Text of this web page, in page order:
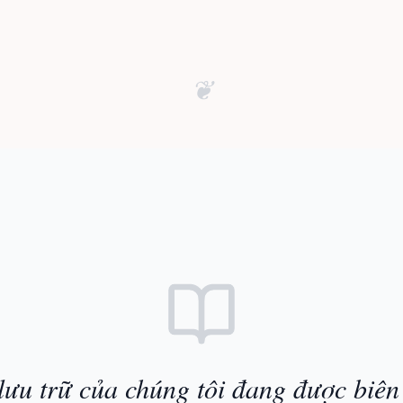
❦
trữ của chúng tôi đang được